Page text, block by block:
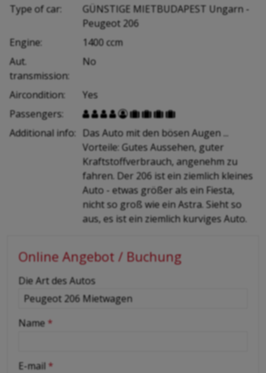
Type of car:
GÜNSTIGE MIETBUDAPEST Ungarn -
Peugeot 206
Engine:
1400 ccm
Aut.
transmission:
No
Aircondition:
Yes
Passengers:
        
Additional info: Das Auto mit den bösen Augen ...
Vorteile: Gutes Aussehen, guter
Kraftstoffverbrauch, angenehm zu
fahren. Der 206 ist ein ziemlich kleines
Auto - etwas größer als ein Fiesta,
nicht so groß wie ein Astra. Sieht so
aus, es ist ein ziemlich kurviges Auto.
Online Angebot / Buchung
-
-
-
Die Art des Autos
Name *
E-mail *